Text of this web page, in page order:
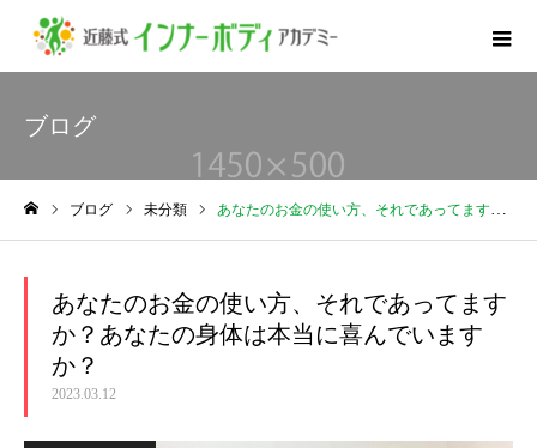
ブログ
ブログ 未分類 あなたのお金の使い方、それであってますか？あなたの身体は本当に喜んでいますか？
あなたのお金の使い方、それであってます
か？あなたの身体は本当に喜んでいます
か？
2023.03.12